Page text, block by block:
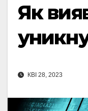
Як
КВІ 28, 2023